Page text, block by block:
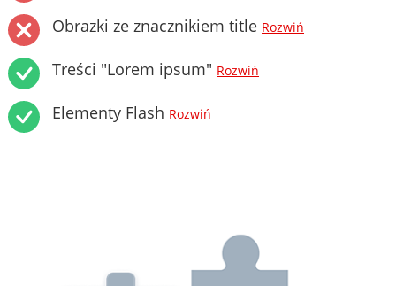
Obrazki ze znacznikiem title Rozwiń
Treści "Lorem ipsum" Rozwiń
Elementy Flash Rozwiń